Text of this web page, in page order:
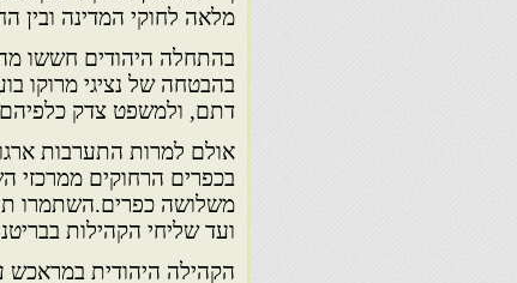
מלאה לחוקי המדינה ובין
בהתחלה היהודים חששו
בהבטחה של נציגי מרוקו
דתם, ולמשפט צדק
אולם למרות התערבות
בכפרים הרחוקים ממרכזי
משלושה כפרים.השתמרו
ועד שליחי הקהילות בבריטניה בשנים